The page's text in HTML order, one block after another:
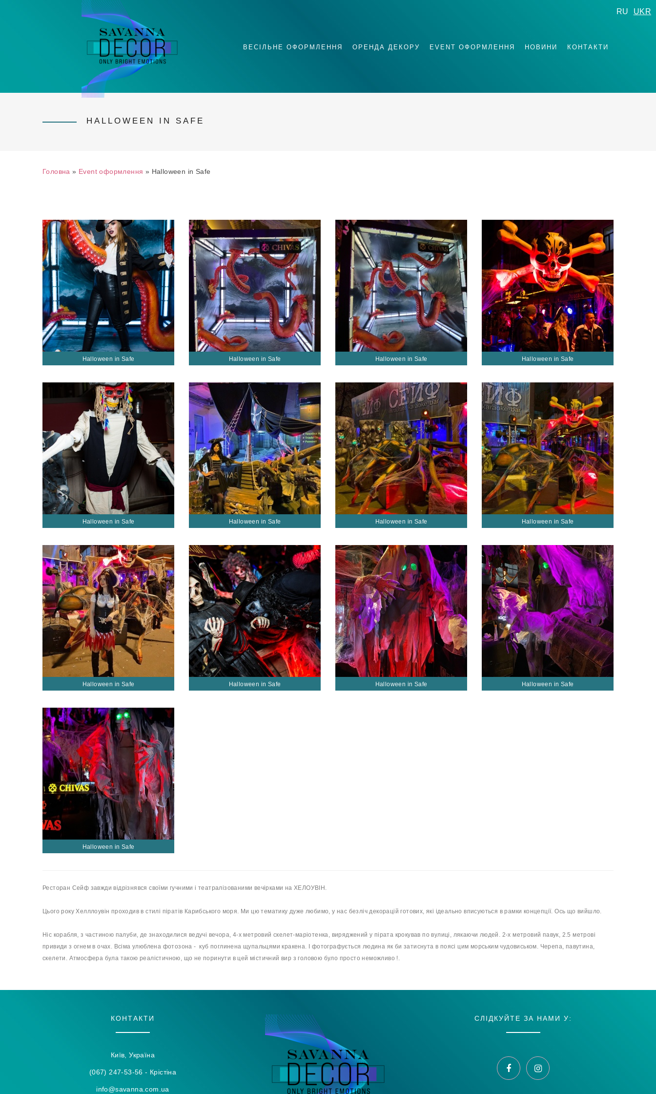
ВЕСІЛЬНЕ ОФОРМЛЕННЯ ОРЕНДА ДЕКОРУ EVENT ОФОРМЛЕННЯ НОВИНИ КОНТАКТИ
RU UKR
HALLOWEEN IN SAFE
Ви є тут
Головна » Event оформлення » Halloween in Safe
Halloween in Safe Halloween in Safe Halloween in Safe Halloween in Safe
Halloween in Safe Halloween in Safe Halloween in Safe Halloween in Safe
Halloween in Safe Halloween in Safe Halloween in Safe Halloween in Safe
Halloween in Safe
Ресторан Сейф завжди відрізнявся своїми гучними і театралізованими вечірками на ХЕЛОУВІН.
Цього року Хелллоувін проходив в стилі піратів Карибського моря. Ми цю тематику дуже любимо, у нас безліч декорацій готових, які ідеально вписуються в рамки концепції. Ось що вийшло.
Ніс корабля, з частиною палуби, де знаходилися ведучі вечора, 4-х метровий скелет-маріотенка, виряджений у пірата крокував по вулиці, лякаючи людей. 2-х метровий павук, 2.5 метрові
привиди з огнем в очах. Всіма улюблена фотозона - куб поглинена щупальцями кракена. І фотографується людина як би затиснута в поясі цим морським чудовиськом. Черепа, павутина,
скелети. Атмосфера була такою реалістичною, що не поринути в цей містичний вир з головою було просто неможливо !.
КОНТАКТИ
Київ, Україна
(067) 247-53-56 - Крістіна
info@savanna.com.ua
СЛІДКУЙТЕ ЗА НАМИ У: